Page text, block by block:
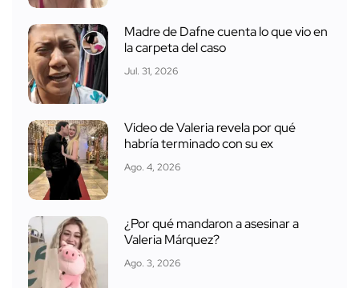
Madre de Dafne cuenta lo que vio en
la carpeta del caso
Jul. 31, 2026
Video de Valeria revela por qué
habría terminado con su ex
Ago. 4, 2026
¿Por qué mandaron a asesinar a
Valeria Márquez?
Ago. 3, 2026